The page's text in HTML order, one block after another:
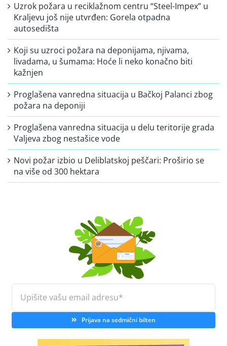
Uzrok požara u reciklažnom centru “Steel-Impex” u
Kraljevu još nije utvrđen: Gorela otpadna
autosedišta
Koji su uzroci požara na deponijama, njivama,
livadama, u šumama: Hoće li neko konačno biti
kažnjen
Proglašena vanredna situacija u Bačkoj Palanci zbog
požara na deponiji
Proglašena vanredna situacija u delu teritorije grada
Valjeva zbog nestašice vode
Novi požar izbio u Deliblatskoj peščari: Proširio se
na više od 300 hektara
Prijava na sedmični bilten